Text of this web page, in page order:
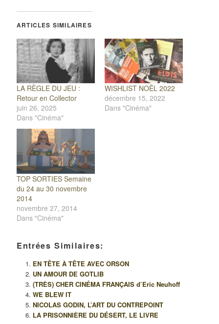
ARTICLES SIMILAIRES
LA RÈGLE DU JEU :
Retour en Collector
juin 26, 2025
Dans "Cinéma"
WISHLIST NOËL 2022
décembre 15, 2022
Dans "Cinéma"
TOP SORTIES Semaine
du 24 au 30 novembre
2014
novembre 27, 2014
Dans "Cinéma"
Entrées Similaires:
EN TÊTE À TÊTE AVEC ORSON
UN AMOUR DE GOTLIB
(TRÈS) CHER CINÉMA FRANÇAIS d’Eric Neuhoff
WE BLEW IT
NICOLAS GODIN, L’ART DU CONTREPOINT
LA PRISONNIÈRE DU DÉSERT, LE LIVRE